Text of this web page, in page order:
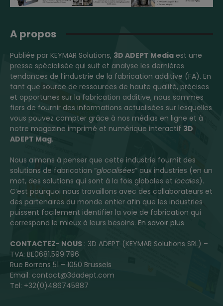
A propos
Publiée par KEYMAR Solutions, 3D ADEPT Media est une
presse spécialisée qui suit et analyse les dernières
tendances de l’industrie de la fabrication additive (FA). En
tant que source de ressources de haute qualité, précises
et opportunes sur la fabrication additive, nous sommes
fiers de fournir des informations actualisées sur lesquelles
vous pouvez compter grâce à nos médias en ligne et à
notre magazine imprimé et numérique interactif 3D
ADEPT Mag.
Nous aimons à penser que cette industrie fournit des
solutions de fabrication “glocalisées” aux industries (en un
mot, des solutions qui sont à la fois globales et locales).
C’est pourquoi nous travaillons avec des collaborateurs et
des partenaires du monde entier afin que les industries
puissent facilement identifier la voie de fabrication qui
correspond le mieux à leurs besoins. En savoir plus
CONTACTEZ- NOUS : 3D ADEPT (KEYMAR Solutions SRL) –
TVA: BE0681.599.796
Rue Borrens 51 – 1050 Brussels
Email: contact@3dadept.com
Tel: +32(0)486745887